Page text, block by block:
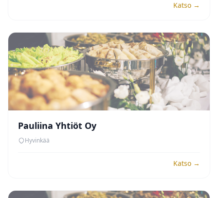
Katso →
Pauliina Yhtiöt Oy
Hyvinkää
Katso →